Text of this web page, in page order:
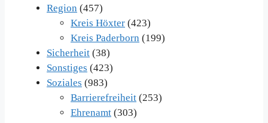
Region (457)
Kreis Höxter (423)
Kreis Paderborn (199)
Sicherheit (38)
Sonstiges (423)
Soziales (983)
Barrierefreiheit (253)
Ehrenamt (303)